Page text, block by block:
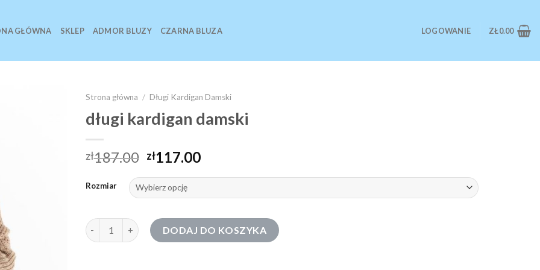
GŁÓWNA SKLEP ADMOR BLUZY CZARNA BLUZA LOGOWANIE ZŁ0.00
Strona główna / Długi Kardigan Damski
długi kardigan damski
zł187.00 zł117.00
Rozmiar
ilość długi kardigan damskiDODAJ DO KOSZYKA